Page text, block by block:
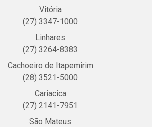
Vitória
(27) 3347-1000
Linhares
(27) 3264-8383
Cachoeiro de Itapemirim
(28) 3521-5000
Cariacica
(27) 2141-7951
São Mateus